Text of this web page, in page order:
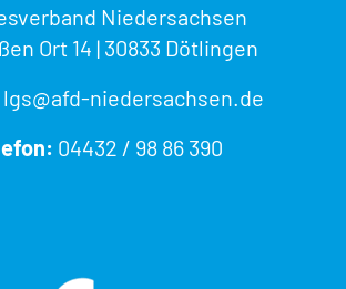
Niedersachsen
Ort 14 | 30833 Dötlingen
lgs@afd-niedersachsen.de
04432 / 98 86 390